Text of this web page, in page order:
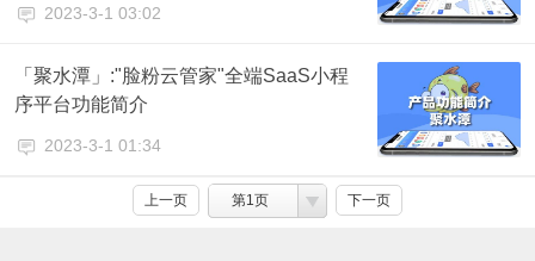
2023-3-1 03:02
「聚水潭」:"脸粉云管家"全端SaaS小程
序平台功能简介
2023-3-1 01:34
上一页 第1页 下一页